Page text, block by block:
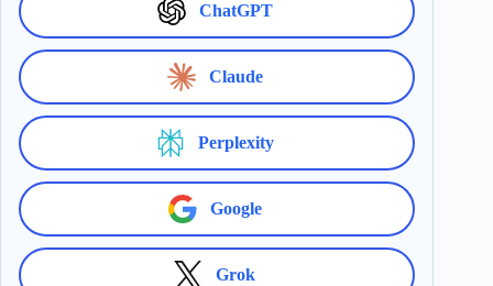
ChatGPT
Claude
Perplexity
Google
Grok